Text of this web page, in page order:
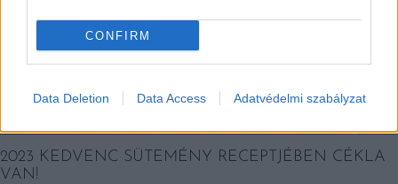
CONFIRM
Data Deletion Data Access Adatvédelmi szabályzat
2023 KEDVENC SÜTEMÉNY RECEPTJÉBEN CÉKLA
VAN!